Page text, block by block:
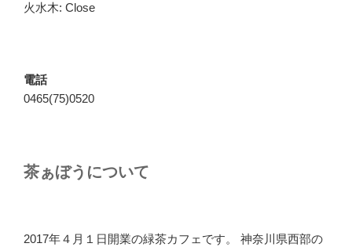
火水木: Close
電話
0465(75)0520
茶ぁぼうについて
2017年４月１日開業の緑茶カフェです。 神奈川県西部の